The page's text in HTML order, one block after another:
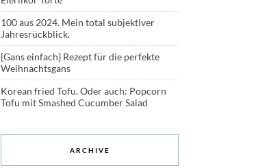
100 aus 2024. Mein total subjektiver
Jahresrückblick.
{Gans einfach} Rezept für die perfekte
Weihnachtsgans
Korean fried Tofu. Oder auch: Popcorn
Tofu mit Smashed Cucumber Salad
ARCHIVE